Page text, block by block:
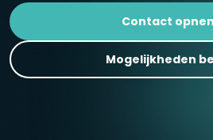
Contact
Mogelijkheden